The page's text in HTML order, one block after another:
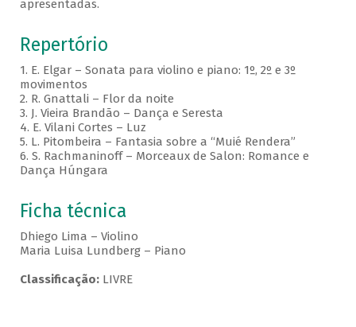
apresentadas.
Repertório
1. E. Elgar – Sonata para violino e piano: 1º, 2º e 3º
movimentos
2. R. Gnattali – Flor da noite
3. J. Vieira Brandão – Dança e Seresta
4. E. Vilani Cortes – Luz
5. L. Pitombeira – Fantasia sobre a “Muié Rendera”
6. S. Rachmaninoff – Morceaux de Salon: Romance e
Dança Húngara
Ficha técnica
Dhiego Lima – Violino
Maria Luisa Lundberg – Piano
Classificação:LIVRE